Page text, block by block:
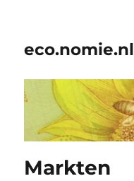
eco.nomie.nl
Markten